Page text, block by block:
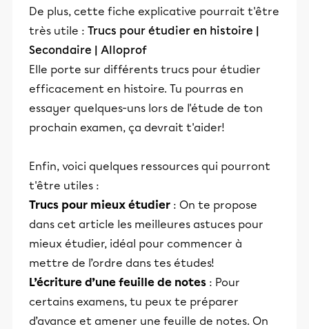
De plus, cette fiche explicative pourrait t'être
très utile : Trucs pour étudier en histoire |
Secondaire | Alloprof
Elle porte sur différents trucs pour étudier
efficacement en histoire. Tu pourras en
essayer quelques-uns lors de l'étude de ton
prochain examen, ça devrait t'aider!
Enfin, voici quelques ressources qui pourront
t'être utiles :
Trucs pour mieux étudier : On te propose
dans cet article les meilleures astuces pour
mieux étudier, idéal pour commencer à
mettre de l’ordre dans tes études!
L’écriture d’une feuille de notes : Pour
certains examens, tu peux te préparer
d’avance et amener une feuille de notes. On